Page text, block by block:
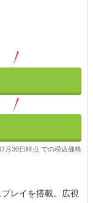
月30日時点 での税込価格
レイを搭載。広視